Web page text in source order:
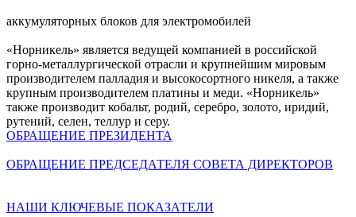
аккумуляторных блоков для электромобилей
«Норникель» является ведущей компанией в российской
горно-металлургической отрасли и крупнейшим мировым
производителем палладия и высокосортного никеля, а также
крупным производителем платины и меди. «Норникель»
также производит кобальт, родий, серебро, золото, иридий,
рутений, селен, теллур и серу.
ОБРАЩЕНИЕ ПРЕЗИДЕНТА
ОБРАЩЕНИЕ ПРЕДСЕДАТЕЛЯ СОВЕТА ДИРЕКТОРОВ
НАШИ КЛЮЧЕВЫЕ ПОКАЗАТЕЛИ